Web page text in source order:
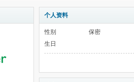
个人资料
性别
保密
生日